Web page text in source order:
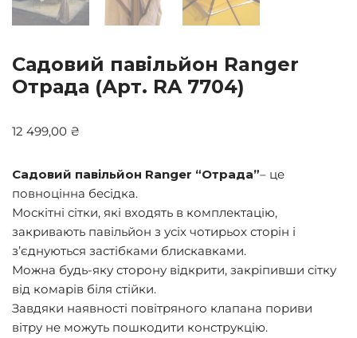
Садовий павільйон Ranger
Отрада (Арт. RA 7704)
12 499,00 ₴
Садовий павільйон Ranger “Отрада”– це
повноцінна бесідка.
Москітні сітки, які входять в комплектацію,
закривають павільйон з усіх чотирьох сторін і
з’єднуються застібками блискавками.
Можна будь-яку сторону відкрити, закріпивши сітку
від комарів біля стійки.
Завдяки наявності повітряного клапана пориви
вітру не можуть пошкодити конструкцію.